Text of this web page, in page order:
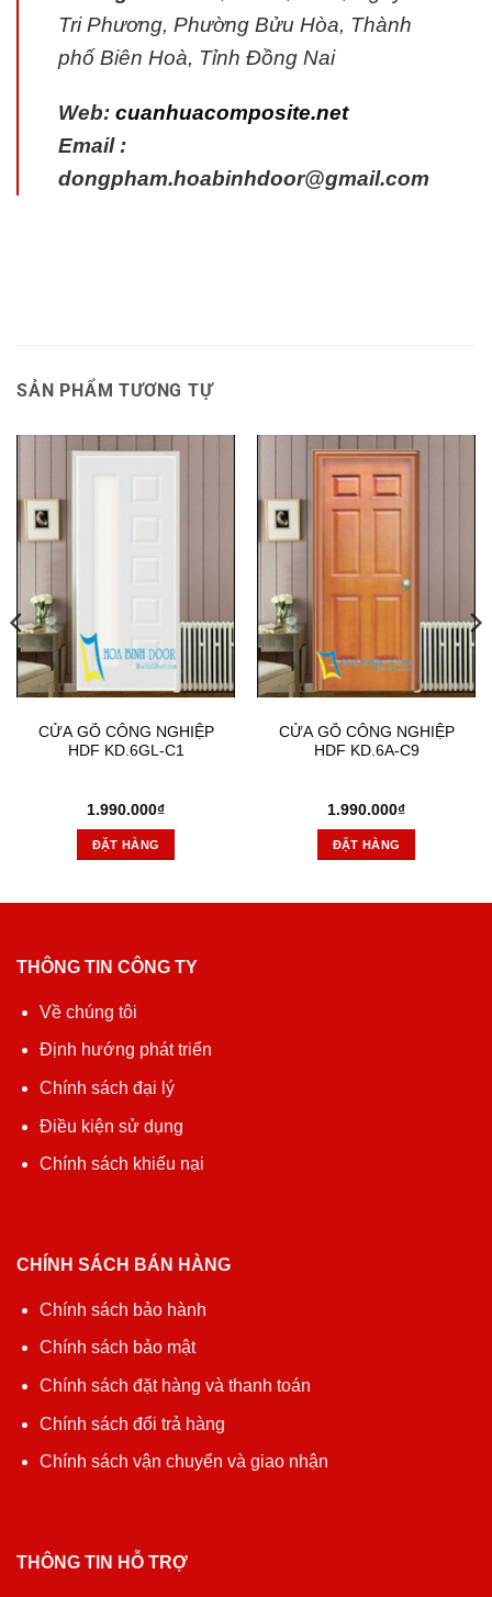
Tri Phương, Phường Bửu Hòa, Thành
phố Biên Hoà, Tỉnh Đồng Nai
Web: cuanhuacomposite.net
Email :
dongpham.hoabinhdoor@gmail.com
SẢN PHẨM TƯƠNG TỰ
CỬA GỖ CÔNG NGHIỆP
HDF KD.6GL-C1
1.990.000₫
ĐẶT HÀNG
CỬA GỖ CÔNG NGHIỆP
HDF KD.6A-C9
1.990.000₫
ĐẶT HÀNG
THÔNG TIN CÔNG TY
Về chúng tôi
Định hướng phát triển
Chính sách đại lý
Điều kiện sử dụng
Chính sách khiếu nại
CHÍNH SÁCH BÁN HÀNG
Chính sách bảo hành
Chính sách bảo mật
Chính sách đặt hàng và thanh toán
Chính sách đổi trả hàng
Chính sách vận chuyển và giao nhận
THÔNG TIN HỖ TRỢ